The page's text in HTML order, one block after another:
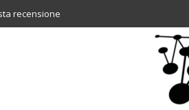
recensione